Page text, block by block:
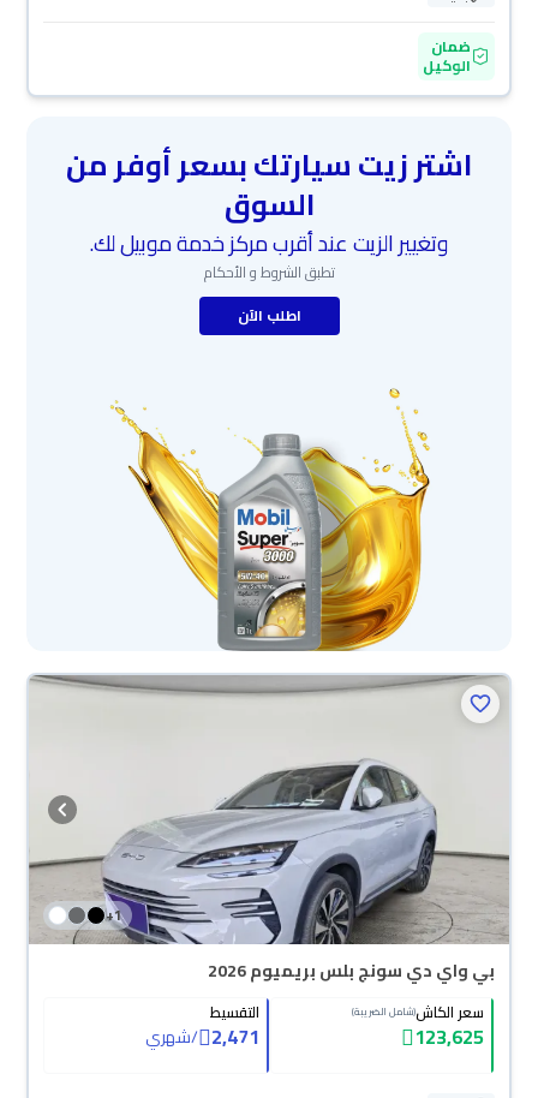
ضمان
الوكيل
اشتر زيت سيارتك بسعر أوفر من
السوق
وتغيير الزيت عند أقرب مركز خدمة موبيل لك.
تطبق الشروط و الأحكام
اطلب الآن
1
+
بي واي دي سونج بلس بريميوم 2026
سعر الكاش(شامل الضريبة)
123,625
التقسيط
2,471
/شهري